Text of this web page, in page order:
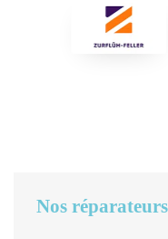
Nos